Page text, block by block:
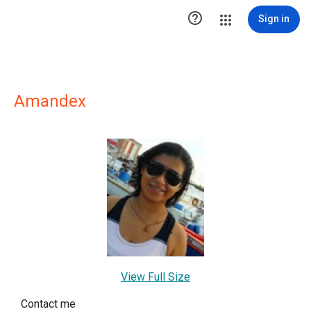
 Sign in
Amandex
View Full Size
Contact me